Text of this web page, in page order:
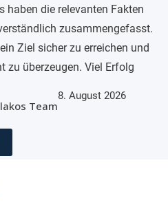
haben die relevanten Fakten
zusammengefasst.
Ziel sicher zu erreichen und
zu überzeugen. Viel Erfolg
Team
8. August 2026